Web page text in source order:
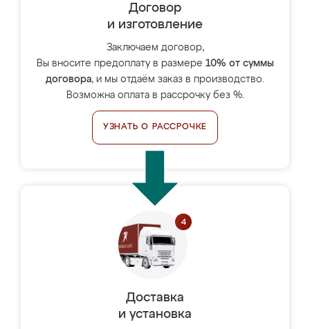
Договор
и изготовление
Заключаем договор,
Вы вносите предоплату в размере 10% от суммы
договора, и мы отдаём заказ в производство.
Возможна оплата в рассрочку без %.
УЗНАТЬ О РАССРОЧКЕ
Доставка
и установка